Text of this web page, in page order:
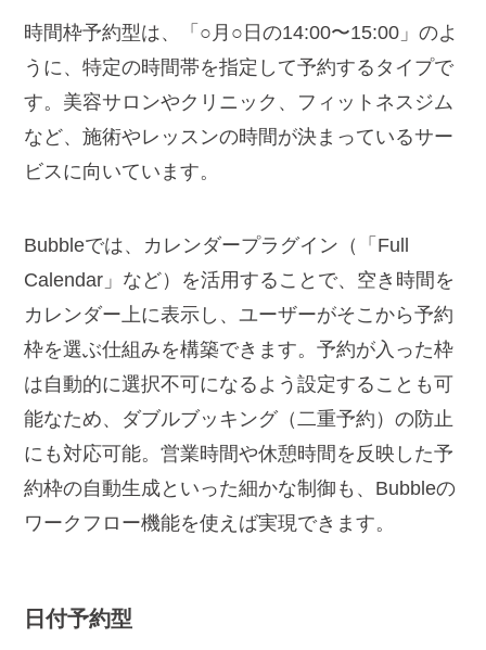
時間枠予約型は、「○月○日の14:00〜15:00」のよ
うに、特定の時間帯を指定して予約するタイプで
す。美容サロンやクリニック、フィットネスジム
など、施術やレッスンの時間が決まっているサー
ビスに向いています。
Bubbleでは、カレンダープラグイン（「Full
Calendar」など）を活用することで、空き時間を
カレンダー上に表示し、ユーザーがそこから予約
枠を選ぶ仕組みを構築できます。予約が入った枠
は自動的に選択不可になるよう設定することも可
能なため、ダブルブッキング（二重予約）の防止
にも対応可能。営業時間や休憩時間を反映した予
約枠の自動生成といった細かな制御も、Bubbleの
ワークフロー機能を使えば実現できます。
日付予約型